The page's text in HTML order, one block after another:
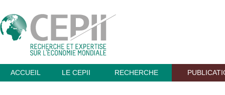
ACCUEIL LE CEPII RECHERCHE